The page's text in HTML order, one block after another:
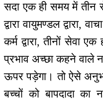
सदा एक ही समय में तीन
द्वारा वायुमण्डल द्वारा,
कर्म द्वारा, तीनों सेवा
प्रभाव अच्छा कहने वाले
ऊपर पड़ेगा। तो ऐसे
बच्चों को बापदादा का